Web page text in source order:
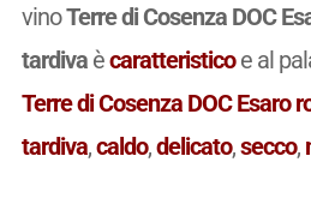
vinoTerre di Cosenza DOC
tardivaècaratteristicoe al
Terre di Cosenza DOC Esaro
tardiva,caldo,delicato,secco,